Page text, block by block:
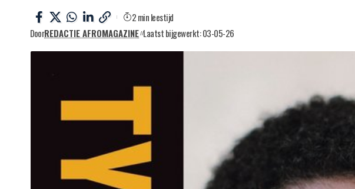
DoorREDACTIE AFROMAGAZINE Laatst bijgewerkt: 03-05-26
2 min leestijd